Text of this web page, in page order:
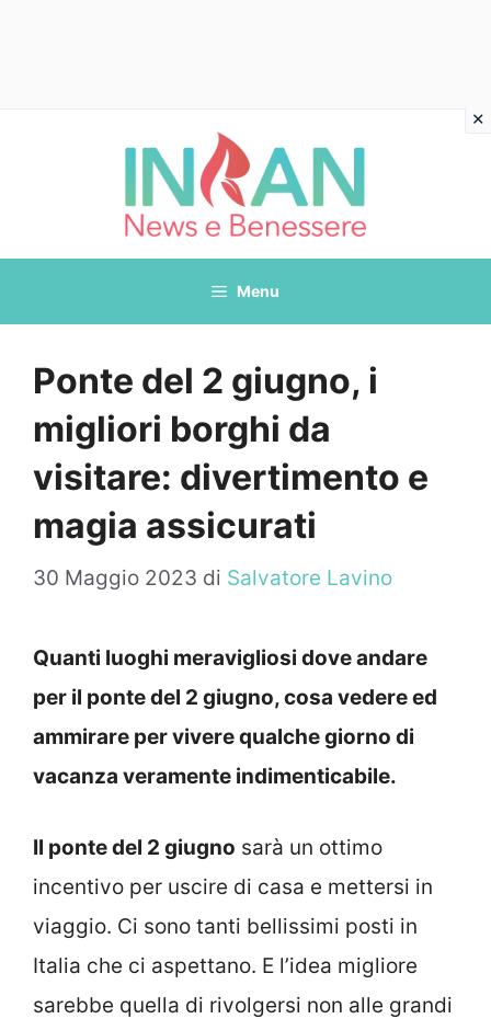
Menu
Ponte del 2 giugno, i
migliori borghi da
visitare: divertimento e
magia assicurati
30 Maggio 2023 di Salvatore Lavino
Quanti luoghi meravigliosi dove andare
per il ponte del 2 giugno, cosa vedere ed
ammirare per vivere qualche giorno di
vacanza veramente indimenticabile.
Il ponte del 2 giugno sarà un ottimo
incentivo per uscire di casa e mettersi in
viaggio. Ci sono tanti bellissimi posti in
Italia che ci aspettano. E l’idea migliore
sarebbe quella di rivolgersi non alle grandi